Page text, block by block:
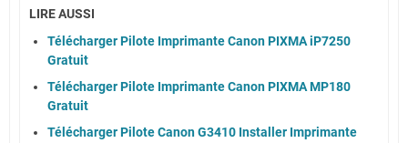
LIRE AUSSI
Télécharger Pilote Imprimante Canon PIXMA iP7250
Gratuit
Télécharger Pilote Imprimante Canon PIXMA MP180
Gratuit
Télécharger Pilote Canon G3410 Installer Imprimante